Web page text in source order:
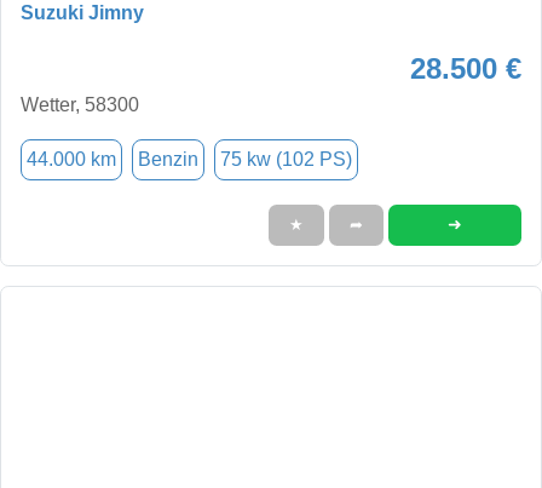
Suzuki Jimny
28.500 €
Wetter, 58300
44.000 km Benzin 75 kw (102 PS)
★ ➦ ➜